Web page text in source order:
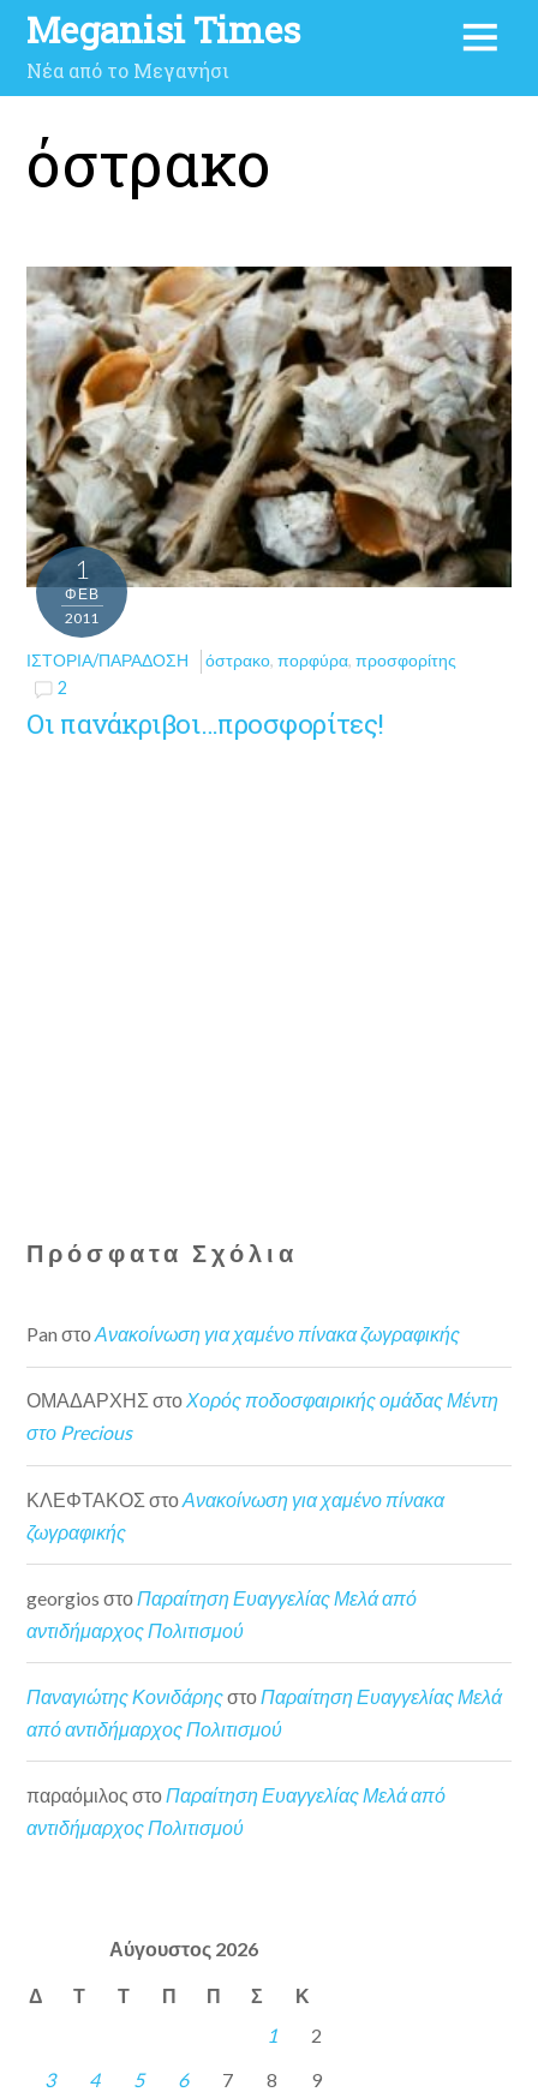
Meganisi Times
Νέα από το Μεγανήσι
όστρακο
1
ΦΕΒ
2011
ΙΣΤΟΡΊΑ/ΠΑΡΆΔΟΣΗ όστρακο,πορφύρα,προσφορίτης
2
Οι πανάκριβοι…προσφορίτες!
Πρόσφατα Σχόλια
Pan στοΑνακοίνωση για χαμένο πίνακα ζωγραφικής
ΟΜΑΔΑΡΧΗΣ στοΧορός ποδοσφαιρικής ομάδας Μέντη
στο Precious
ΚΛΕΦΤΑΚΟΣ στοΑνακοίνωση για χαμένο πίνακα
ζωγραφικής
georgios στο Παραίτηση Ευαγγελίας Μελά από
αντιδήμαρχος Πολιτισμού
Παναγιώτης ΚονιδάρηςστοΠαραίτηση Ευαγγελίας Μελά
από αντιδήμαρχος Πολιτισμού
παραόμιλος στοΠαραίτηση Ευαγγελίας Μελά από
αντιδήμαρχος Πολιτισμού
Αύγουστος 2026
Δ Τ Τ Π Π Σ Κ
1
2
3
4 5 6 7 8
9